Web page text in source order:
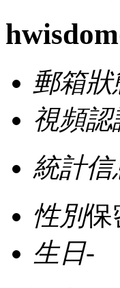
hwisdom
郵箱狀
視頻認
統計信
性別保
生日-